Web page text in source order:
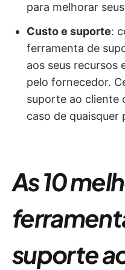
para melhorar
Custo e suporte:
ferramenta de
aos seus recursos
pelo fornecedor.
suporte ao cliente
caso de quaisquer
As 10
suporte